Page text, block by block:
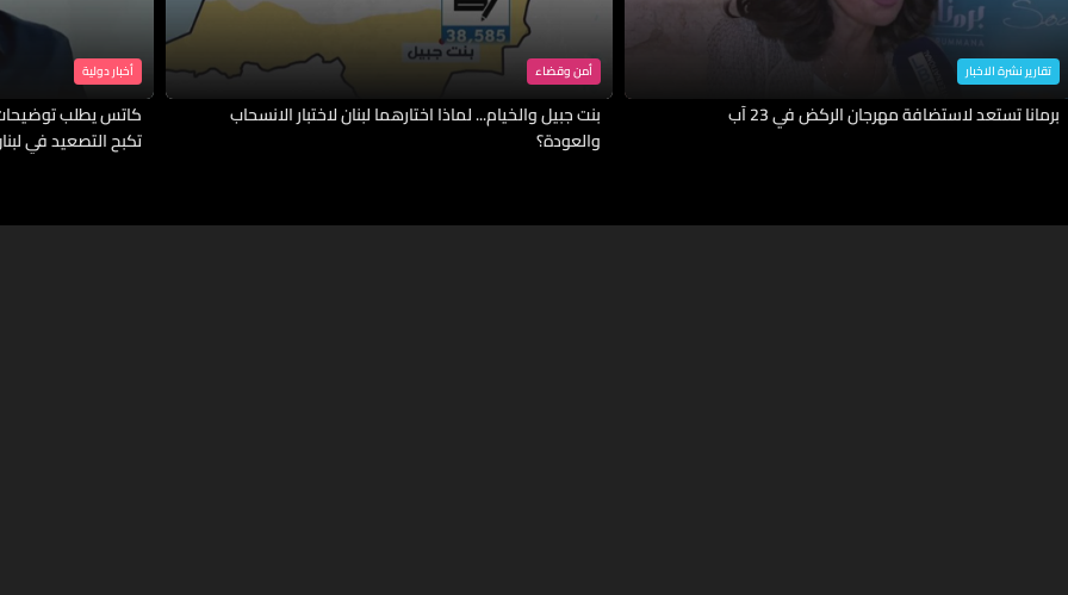
تقارير نشرة الاخبار
برمانا تستعد لاستضافة مهرجان الركض في 23 آب
أمن وقضاء
بنت جبيل والخيام... لماذا اختارهما لبنان لاختبار الانسحاب
والعودة؟
أخبار دولية
كاتس يطلب
تكبح التصعيد في